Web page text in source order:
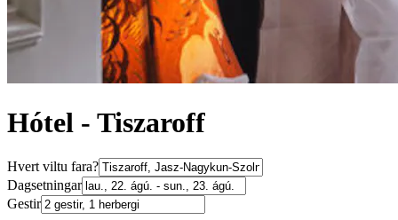
Hótel - Tiszaroff
Hvert viltu fara?
Dagsetningar
Gestir